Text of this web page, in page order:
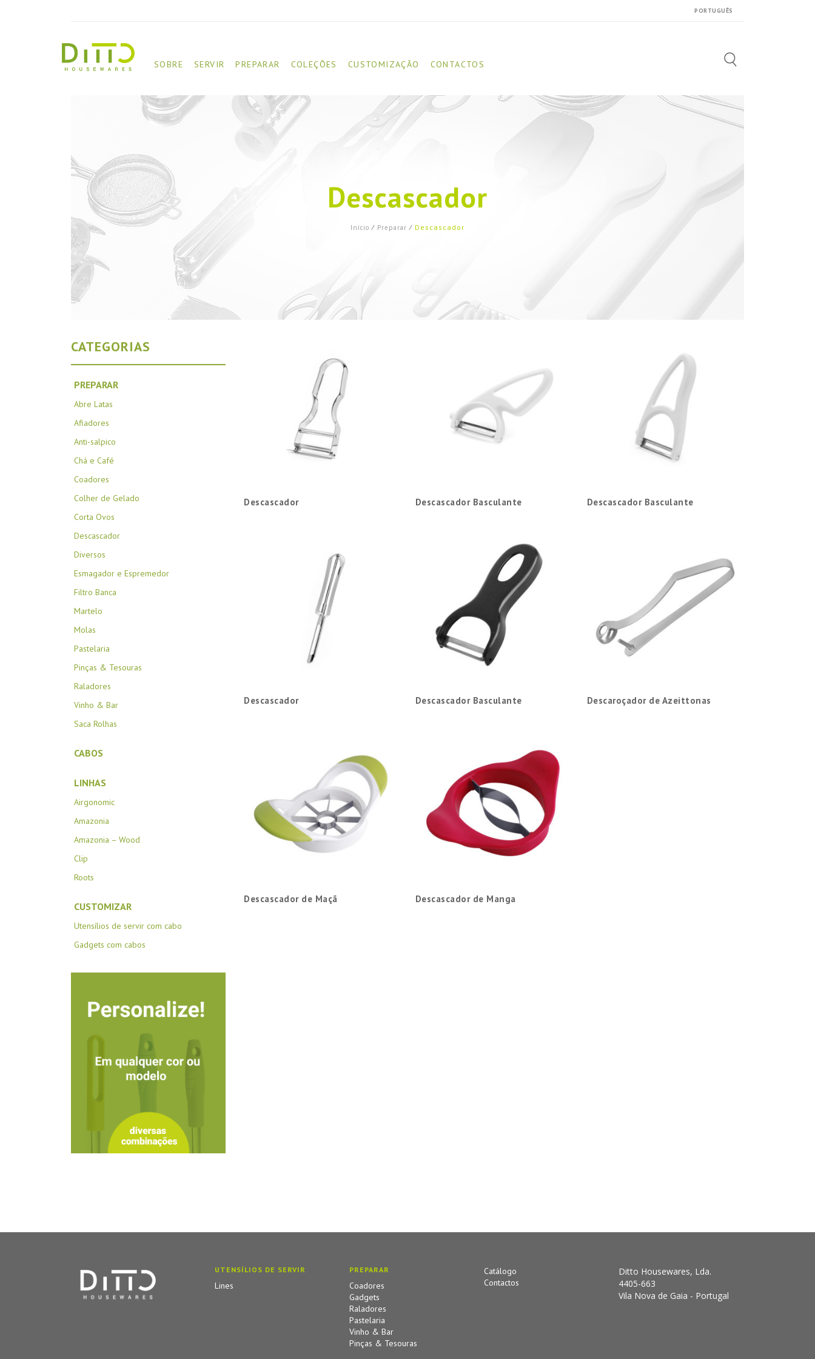
PORTUGUÊS
SOBRE SERVIR PREPARAR COLEÇÕES CUSTOMIZAÇÃO CONTACTOS
Search
Descascador
Início ⁄ Preparar ⁄ Descascador
CATEGORIAS
PREPARAR
Abre Latas
Afiadores
Anti-salpico
Chá e Café
Coadores
Colher de Gelado
Corta Ovos
Descascador
Diversos
Esmagador e Espremedor
Filtro Banca
Martelo
Molas
Pastelaria
Pinças & Tesouras
Raladores
Vinho & Bar
Saca Rolhas
CABOS
LINHAS
Airgonomic
Amazonia
Amazonia – Wood
Clip
Roots
CUSTOMIZAR
Utensílios de servir com cabo
Gadgets com cabos
Descascador Descascador Basculante Descascador Basculante
Descascador Descascador Basculante Descaroçador de Azeittonas
Descascador de Maçã Descascador de Manga
UTENSÍLIOS DE SERVIR
Lines
PREPARAR
Coadores
Gadgets
Raladores
Pastelaria
Vinho & Bar
Pinças & Tesouras
Catálogo
Contactos
Ditto Housewares, Lda.
4405-663
Vila Nova de Gaia - Portugal